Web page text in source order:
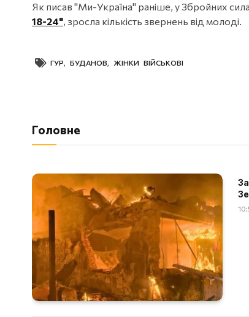
Як писав "Ми-Україна" раніше, у Збройних
18-24", зросла кількість звернень від молоді.
ГУР, БУДАНОВ, ЖІНКИ ВІЙСЬКОВІ
Головне